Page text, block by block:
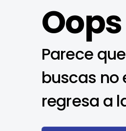
Oops
Parece
buscas no
regresa a